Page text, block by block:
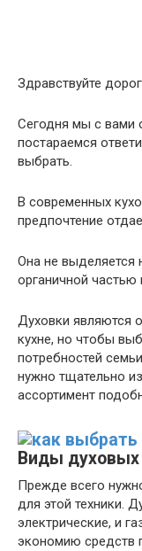
Здравствуйте
Сегодня мы с вами
постараемся
выбрать.
В современных
предпочтение
Она не выделяется
органичной
Духовки являются
кухне, но чтобы
потребностей
нужно тщательно
ассортимент
Виды
Прежде всего
для этой техники.
электрические, и
экономию средств